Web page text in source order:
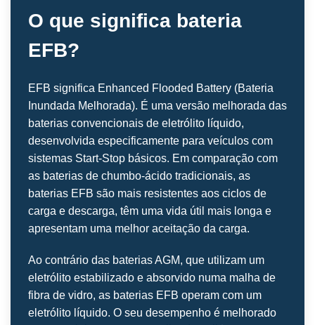
O que significa bateria
EFB?
EFB significa Enhanced Flooded Battery (Bateria
Inundada Melhorada). É uma versão melhorada das
baterias convencionais de eletrólito líquido,
desenvolvida especificamente para veículos com
sistemas Start-Stop básicos. Em comparação com
as baterias de chumbo-ácido tradicionais, as
baterias EFB são mais resistentes aos ciclos de
carga e descarga, têm uma vida útil mais longa e
apresentam uma melhor aceitação da carga.
Ao contrário das baterias AGM, que utilizam um
eletrólito estabilizado e absorvido numa malha de
fibra de vidro, as baterias EFB operam com um
eletrólito líquido. O seu desempenho é melhorado